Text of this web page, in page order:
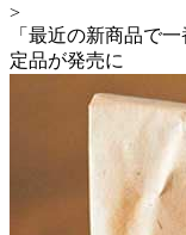
>
「最近の新商品で
定品が発売に